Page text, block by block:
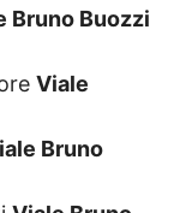
Bruno Buozzi
Viale
Bruno